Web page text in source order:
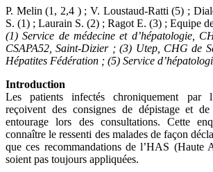
P. Melin (1, 2,4 ) ; V. Loustaud-Ratti (5) ;
S. (1) ; Laurain S. (2) ; Ragot E. (3) ; Equipe
(1) Service de médecine et d’hépatologie,
CSAPA52, Saint-Dizier ; (3) Utep, CHG de
Hépatites Fédération ; (5) Service
Introduction
Les patients infectés chroniquement par
reçoivent des consignes de dépistage et
entourage lors des consultations. Cette
connaître le ressenti des malades de façon
que ces recommandations de l’HAS (Haute
soient pas toujours appliquées.